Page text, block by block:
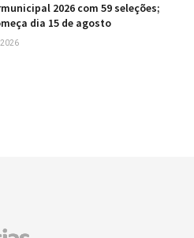
2026 com 59 seleções;
dia 15 de agosto
2026